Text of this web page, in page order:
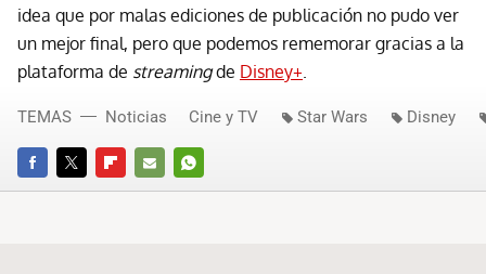
idea que por malas ediciones de publicación no pudo ver
un mejor final, pero que podemos rememorar gracias a la
plataforma de streamingde Disney+.
FACEBOOKTWITTERFLIPBOARD
E-
WHATSAPP
TEMAS Noticias Cine y TV Star Wars Disney